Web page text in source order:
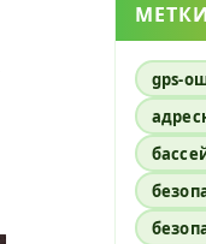
МЕТКИ
gps-